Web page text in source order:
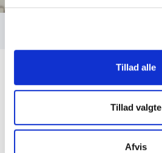
Tillad alle
Tillad valgte
Afvis
Kundeanmeldelser